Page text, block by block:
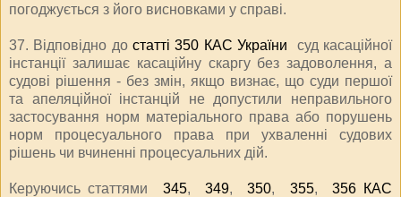
погоджується з його висновками у справі.
37. Відповідно до статті 350 КАС України суд касаційної
інстанції залишає касаційну скаргу без задоволення, а
судові рішення - без змін, якщо визнає, що суди першої
та апеляційної інстанцій не допустили неправильного
застосування норм матеріального права або порушень
норм процесуального права при ухваленні судових
рішень чи вчиненні процесуальних дій.
Керуючись статтями 345, 349,350, 355, 356 КАС